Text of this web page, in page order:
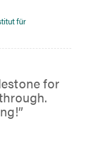
für
for